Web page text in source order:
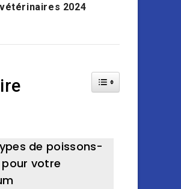
vétérinaires 2024
Toggle Table of
de poissons-
votre